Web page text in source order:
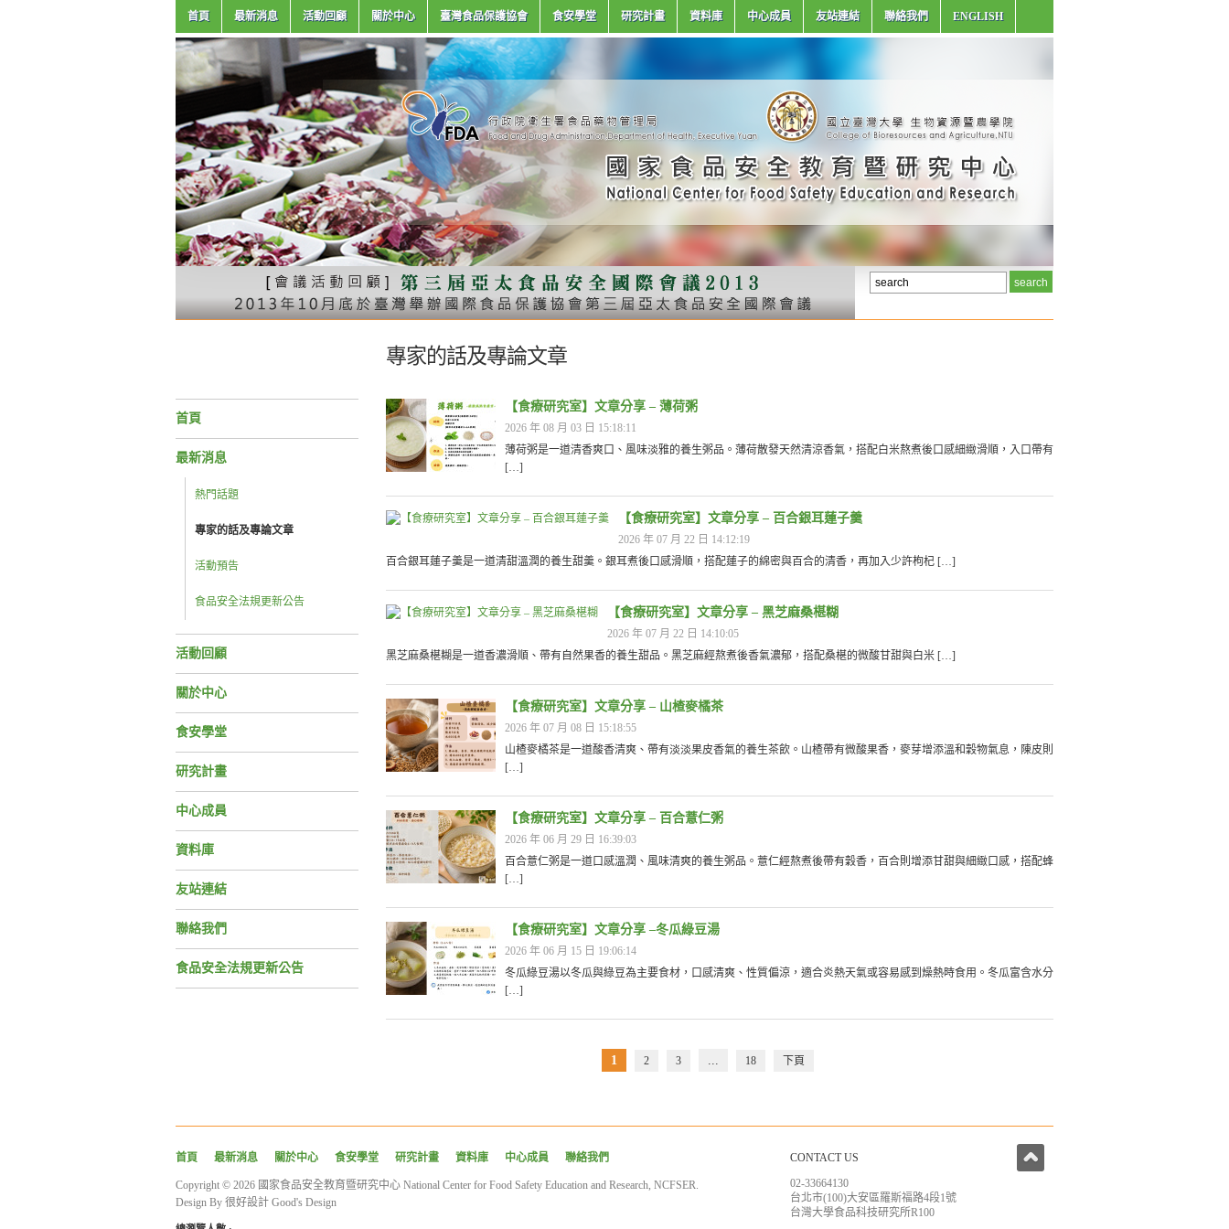
首頁 最新消息 活動回顧 關於中心 臺灣食品保護協會 食安學堂 研究計畫 資料庫 中心成員 友站連結 聯絡我們 ENGLISH
專家的話及專論文章
首頁
最新消息
熱門話題
專家的話及專論文章
活動預告
食品安全法規更新公告
活動回顧
關於中心
食安學堂
研究計畫
中心成員
資料庫
友站連結
聯絡我們
食品安全法規更新公告
【食療研究室】文章分享 – 薄荷粥
2026 年 08 月 03 日 15:18:11
薄荷粥是一道清香爽口、風味淡雅的養生粥品。薄荷散發天然清涼香氣，搭配白米熬煮後口感細緻滑順，入口帶有
[…]
【食療研究室】文章分享 – 百合銀耳蓮子羹
2026 年 07 月 22 日 14:12:19
百合銀耳蓮子羹是一道清甜溫潤的養生甜羹。銀耳煮後口感滑順，搭配蓮子的綿密與百合的清香，再加入少許枸杞 […]
【食療研究室】文章分享 – 黑芝麻桑椹糊
2026 年 07 月 22 日 14:10:05
黑芝麻桑椹糊是一道香濃滑順、帶有自然果香的養生甜品。黑芝麻經熬煮後香氣濃郁，搭配桑椹的微酸甘甜與白米 […]
【食療研究室】文章分享 – 山楂麥橘茶
2026 年 07 月 08 日 15:18:55
山楂麥橘茶是一道酸香清爽、帶有淡淡果皮香氣的養生茶飲。山楂帶有微酸果香，麥芽增添溫和穀物氣息，陳皮則
[…]
【食療研究室】文章分享 – 百合薏仁粥
2026 年 06 月 29 日 16:39:03
百合薏仁粥是一道口感溫潤、風味清爽的養生粥品。薏仁經熬煮後帶有穀香，百合則增添甘甜與細緻口感，搭配蜂
[…]
【食療研究室】文章分享 –冬瓜綠豆湯
2026 年 06 月 15 日 19:06:14
冬瓜綠豆湯以冬瓜與綠豆為主要食材，口感清爽、性質偏涼，適合炎熱天氣或容易感到燥熱時食用。冬瓜富含水分
[…]
1 2 3 ... 18 下頁
CONTACT US
02-33664130
台北市(100)大安區羅斯福路4段1號
台灣大學食品科技研究所R100
首頁 最新消息 關於中心 食安學堂 研究計畫 資料庫 中心成員 聯絡我們
Copyright © 2026 國家食品安全教育暨研究中心 National Center for Food Safety Education and Research, NCFSER.
Design By 很好設計 Good's Design